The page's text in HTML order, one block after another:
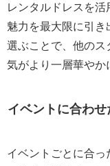
レンタルドレスを
魅力を最大限に引
選ぶことで、他のス
気がより一層華やか
イベントに合わ
イベントごとに合